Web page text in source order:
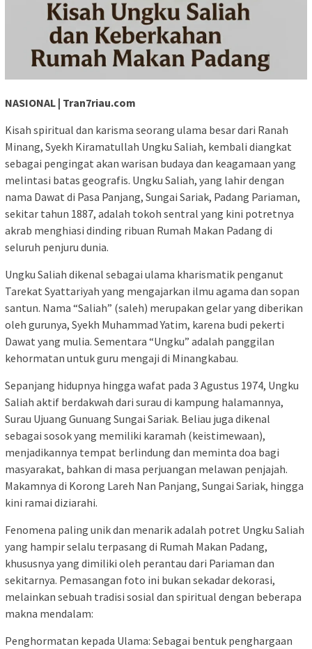
NASIONAL | Tran7riau.com
Kisah spiritual dan karisma seorang ulama besar dari Ranah
Minang, Syekh Kiramatullah Ungku Saliah, kembali diangkat
sebagai pengingat akan warisan budaya dan keagamaan yang
melintasi batas geografis. Ungku Saliah, yang lahir dengan
nama Dawat di Pasa Panjang, Sungai Sariak, Padang Pariaman,
sekitar tahun 1887, adalah tokoh sentral yang kini potretnya
akrab menghiasi dinding ribuan Rumah Makan Padang di
seluruh penjuru dunia.
Ungku Saliah dikenal sebagai ulama kharismatik penganut
Tarekat Syattariyah yang mengajarkan ilmu agama dan sopan
santun. Nama “Saliah” (saleh) merupakan gelar yang diberikan
oleh gurunya, Syekh Muhammad Yatim, karena budi pekerti
Dawat yang mulia. Sementara “Ungku” adalah panggilan
kehormatan untuk guru mengaji di Minangkabau.
Sepanjang hidupnya hingga wafat pada 3 Agustus 1974, Ungku
Saliah aktif berdakwah dari surau di kampung halamannya,
Surau Ujuang Gunuang Sungai Sariak. Beliau juga dikenal
sebagai sosok yang memiliki karamah (keistimewaan),
menjadikannya tempat berlindung dan meminta doa bagi
masyarakat, bahkan di masa perjuangan melawan penjajah.
Makamnya di Korong Lareh Nan Panjang, Sungai Sariak, hingga
kini ramai diziarahi.
Fenomena paling unik dan menarik adalah potret Ungku Saliah
yang hampir selalu terpasang di Rumah Makan Padang,
khususnya yang dimiliki oleh perantau dari Pariaman dan
sekitarnya. Pemasangan foto ini bukan sekadar dekorasi,
melainkan sebuah tradisi sosial dan spiritual dengan beberapa
makna mendalam:
Penghormatan kepada Ulama: Sebagai bentuk penghargaan